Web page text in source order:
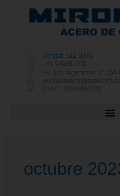
Central: 512-3376
octubre